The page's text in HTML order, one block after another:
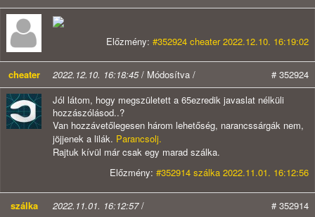
Előzmény: #352924 cheater 2022.12.10. 16:19:02
cheater 2022.12.10. 16:18:45/ Módosítva /
# 352924
Jól látom, hogy megszületett a 65ezredik javaslat nélküli
hozzászólásod..?
Van hozzávetőlegesen három lehetőség, narancssárgák nem,
jöjjenek a lilák. Parancsolj.
Rajtuk kívül már csak egy marad szálka.
Előzmény: #352914 szálka 2022.11.01. 16:12:56
szálka 2022.11.01. 16:12:57/
# 352914